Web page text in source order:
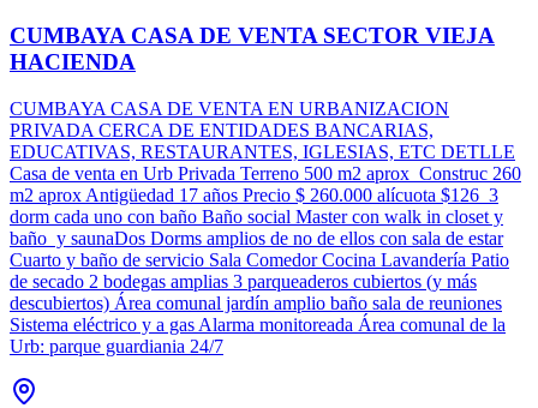
CUMBAYA CASA DE VENTA SECTOR VIEJA
HACIENDA
CUMBAYA CASA DE VENTA EN URBANIZACION
PRIVADA CERCA DE ENTIDADES BANCARIAS,
EDUCATIVAS, RESTAURANTES, IGLESIAS, ETC DETLLE
Casa de venta en Urb Privada Terreno 500 m2 aprox Construc 260
m2 aprox Antigüedad 17 años Precio $ 260.000 alícuota $126 3
dorm cada uno con baño Baño social Master con walk in closet y
baño y saunaDos Dorms amplios de no de ellos con sala de estar
Cuarto y baño de servicio Sala Comedor Cocina Lavandería Patio
de secado 2 bodegas amplias 3 parqueaderos cubiertos (y más
descubiertos) Área comunal jardín amplio baño sala de reuniones
Sistema eléctrico y a gas Alarma monitoreada Área comunal de la
Urb: parque guardiania 24/7